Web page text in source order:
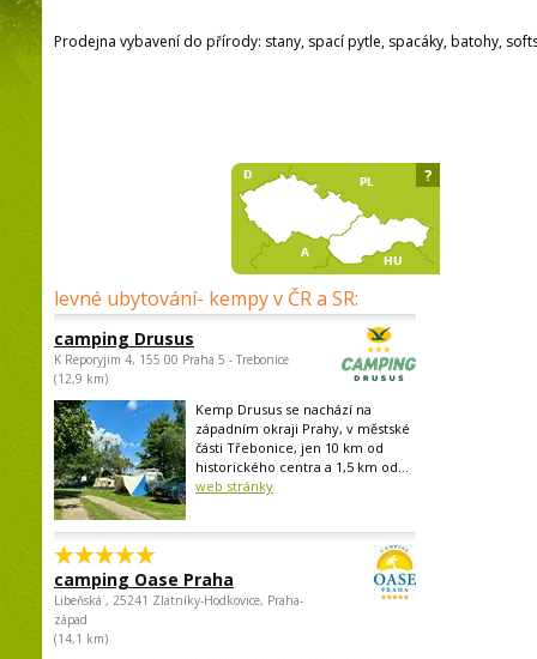
Prodejna vybavení do přírody: stany, spací pytle, spacáky, batohy,
levné ubytování- kempy v ČR a SR:
camping Drusus
K Reporyjim 4, 155 00 Praha 5 - Trebonice
(12,9 km)
Kemp Drusus se nachází na
západním okraji Prahy, v městské
části Třebonice, jen 10 km od
historického centra a 1,5 km od...
web stránky
camping Oase Praha
Libeňská , 25241 Zlatníky-Hodkovice, Praha-
západ
(14,1 km)
?